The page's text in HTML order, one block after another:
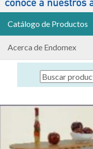
Catálogo de Productos
Acerca de Endomex